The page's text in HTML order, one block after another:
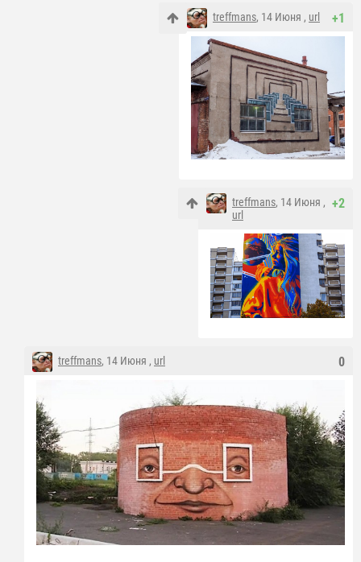
+1
treffmans, 14 Июня , url
+2
treffmans, 14 Июня ,
url
0
treffmans, 14 Июня , url